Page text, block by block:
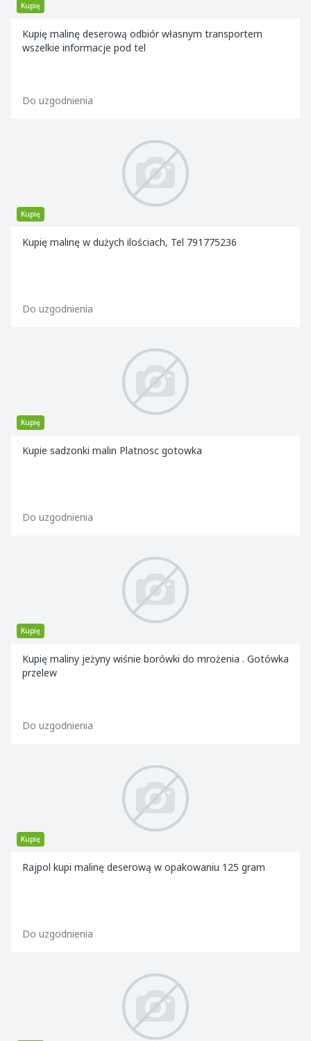
Kupię
Kupię malinę deserową odbiór własnym transportem
wszelkie informacje pod tel
Do uzgodnienia
Kupię
Kupię malinę w dużych ilościach, Tel 791775236
Do uzgodnienia
Kupię
Kupie sadzonki malin Platnosc gotowka
Do uzgodnienia
Kupię
Kupię maliny jeżyny wiśnie borówki do mrożenia . Gotówka
przelew
Do uzgodnienia
Kupię
Rajpol kupi malinę deserową w opakowaniu 125 gram
Do uzgodnienia